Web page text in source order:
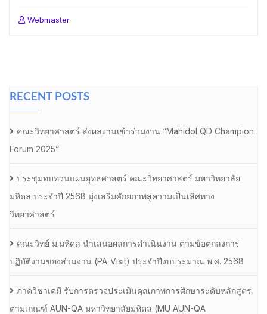
Webmaster
RECENT POSTS
คณะวิทยาศาสตร์ ส่งผลงานเข้าร่วมงาน “Mahidol QD Champion
Forum 2025”
ประชุมทบทวนแผนยุทธศาสตร์ คณะวิทยาศาสตร์ มหาวิทยาลัย
มหิดล ประจำปี 2568 มุ่งเสริมศักยภาพสู่ความเป็นเลิศทาง
วิทยาศาสตร์
คณะวิทย์ ม.มหิดล นำเสนอผลการดำเนินงาน ตามข้อตกลงการ
ปฏิบัติงานของส่วนงาน (PA-Visit) ประจำปีงบประมาณ พ.ศ. 2568
ภาควิชาเคมี รับการตรวจประเมินคุณภาพการศึกษาระดับหลักสูตร
ตามเกณฑ์ AUN-QA มหาวิทยาลัยมหิดล (MU AUN-QA